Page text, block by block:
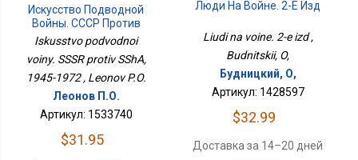
Искусство Подводной
Войны. СССР Против
США, 1945-1972
Iskusstvo podvodnoi
voiny. SSSR protiv SShA,
1945-1972 , Leonov P.O.
Леонов П.О.
Артикул: 1533740
$31.95
Люди На Войне. 2-Е Изд
Liudi na voine. 2-e izd ,
Budnitskii, O,
Будницкий, О,
Артикул: 1428597
$32.99
Доставка за 14–20 дней